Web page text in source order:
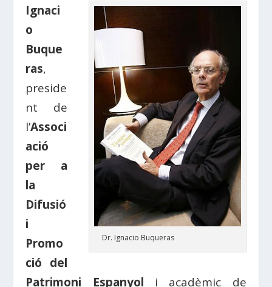
Dr. Ignacio Buqueras
Ignaci
o
Buque
ras,
preside
nt de
l’Associ
ació
per a
la
Difusió
i
Promo
ció del
Patrimoni Espanyol i acadèmic de